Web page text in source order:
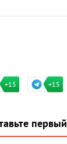
+15 +15
первый